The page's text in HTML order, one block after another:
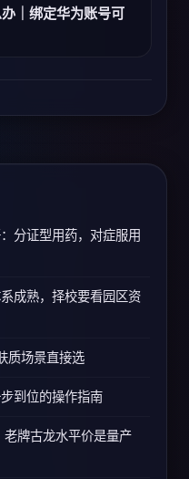
｜绑定华为账号可
分证型用药，对症服用
成熟，择校要看园区资
质场景直接选
到位的操作指南
牌古龙水平价是量产